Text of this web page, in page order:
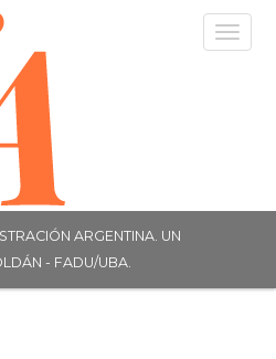
ARGENTINA. UN
- FADU/UBA.